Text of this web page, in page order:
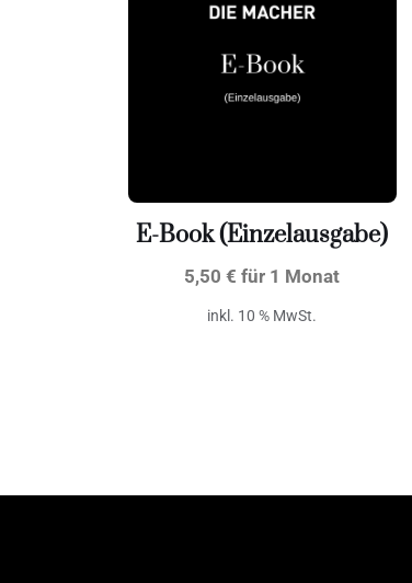
E-Book (Einzelausgabe)
5,50€ für 1 Monat
inkl. 10 % MwSt.